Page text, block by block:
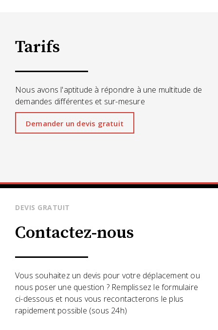
Tarifs
Nous avons l'aptitude à répondre à une multitude de
demandes différentes et sur-mesure
Demander un devis gratuit
DEVIS GRATUIT
Contactez-nous
Vous souhaitez un devis pour votre déplacement ou
nous poser une question ? Remplissez le formulaire
ci-dessous et nous vous recontacterons le plus
rapidement possible (sous 24h)